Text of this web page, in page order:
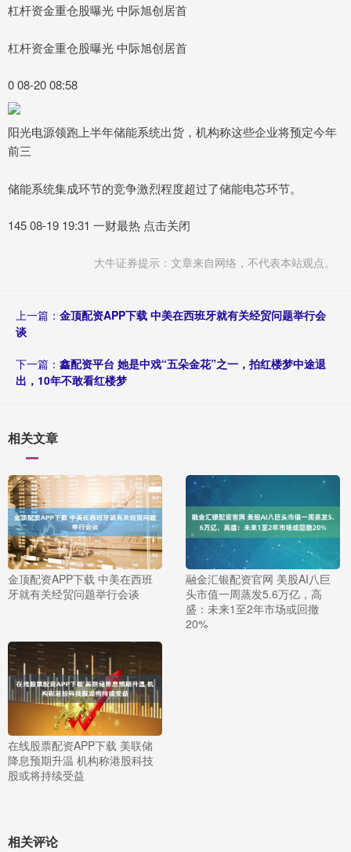
杠杆资金重仓股曝光 中际旭创居首
杠杆资金重仓股曝光 中际旭创居首
0 08-20 08:58
阳光电源领跑上半年储能系统出货，机构称这些企业将预定今年
前三
储能系统集成环节的竞争激烈程度超过了储能电芯环节。
145 08-19 19:31 一财最热 点击关闭
大牛证券提示：文章来自网络，不代表本站观点。
上一篇： 金顶配资APP下载 中美在西班牙就有关经贸问题举行会
谈
下一篇： 鑫配资平台 她是中戏“五朵金花”之一，拍红楼梦中途退
出，10年不敢看红楼梦
相关文章
金顶配资APP下载 中美在西班
牙就有关经贸问题举行会谈
融金汇银配资官网 美股AI八巨
头市值一周蒸发5.6万亿，高
盛：未来1至2年市场或回撤
20%
在线股票配资APP下载 美联储
降息预期升温 机构称港股科技
股或将持续受益
相关评论